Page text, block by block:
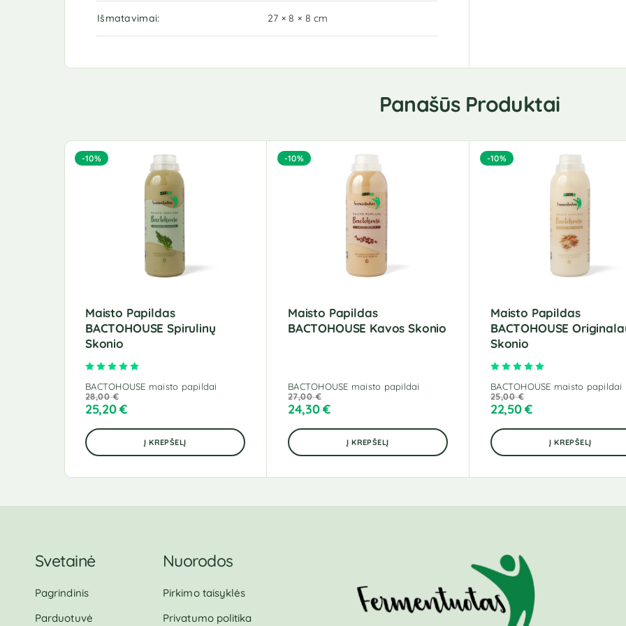
Išmatavimai 27 × 8 × 8 cm
Panašūs Produktai
-10%
Maisto Papildas
BACTOHOUSE Spirulinų
Skonio
BACTOHOUSE maisto papildai
28,00€
25,20€
Į KREPŠELĮ
-10%
Maisto Papildas
BACTOHOUSE Kavos Skonio
BACTOHOUSE maisto papildai
27,00€
24,30€
Į KREPŠELĮ
-10%
Maisto Papildas
BACTOHOUSE
Skonio
BACTOHOUSE maisto papildai
25,00€
22,50€
Į KREPŠELĮ
Svetainė
Pagrindinis
Parduotuvė
Nuorodos
Pirkimo taisyklės
Privatumo politika